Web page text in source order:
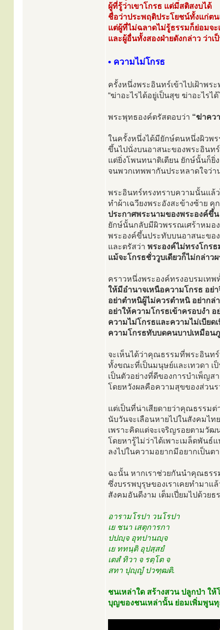
ผู้ที่รู้ว่าเขาโกรธ แต่มีสติสงบได้
ชื่อว่าประพฤติประโยชน์ทั้งแก่ต
แต่ผู้ที่ไม่ฉลาดไม่รู้ธรรมก็ย่อมจ
และผู้อื่นทั้งสองฝ่ายดังกล่าว ว่าเ
• ความไม่โกรธ
ครั้งหนึ่งพระอินทร์เข้าไปเฝ้าพร
“ฆ่าอะไรได้อยู่เป็นสุข ฆ่าอะไรได้
พระพุทธองค์ตรัสตอบว่า “ฆ่าคว
ในครั้งหนึ่งได้มียักษ์ตนหนึ่งผิวพร
ขึ้นไปนั่งบนอาสนะของพระอินท
แต่ยิ่งโพนทนาติเตียน ยักษ์นั้นก็ยิ่ง
จนพวกเทพพากันประหลาดใจว่า
พระอินทร์ทรงทราบความนั้นแล้ว
ทำผ้าเฉวียงพระอังสะข้างซ้าย
ประกาศพระนามของพระองค์ขึ้
ยักษ์นั้นกลับมีผิวพรรณเศร้าหมอ
พระองค์ขึ้นประทับบนอาสนะขอ
และตรัสว่า พระองค์ไม่ทรงโกร
แม้จะโกรธชั่ววูบเดียวก็ไม่กล่าว
คราวหนึ่งพระองค์ทรงอบรมเทพ
ให้มีอำนาจเหนือความโกรธ อย่
อย่าตำหนิผู้ไม่ควรตำหนิ อย่ากล่
อย่าให้ความโกรธเข้าครอบงำ อ
ความไม่โกรธและความไม่เบียด
ความโกรธทับบดคนบาปเหมือนภู
จะเห็นได้ว่าคุณธรรมที่พระอินท
ทั้งขณะที่เป็นมนุษย์และเทวดา เ
เป็นตัวอย่างที่ดีของการบำเพ็ญส
โดยหวังผลคือความสุขของส่วน
แต่เป็นที่น่าเสียดายว่าคุณธรรมต่
นับวันจะเลือนหายไปในสังคมไท
เพราะคิดแต่จะเจริญรอยตามวัฒ
โดยหารู้ไม่ว่าได้เพาะเมล็ดพัน
ลงไปในความอยากมีอยากเป็น
ฉะนั้น หากเราช่วยกันนำคุณธรร
ซึ่งบรรพบุรุษของเราเคยทำมาแ
สังคมอันดีงาม เต็มเปี่ยมไปด้วย
อารามโรปา วนโรปา
เย ชนา เสตุการกา
ปปญฺจ อุทปานญฺจ
เย ททนฺติ อุปสฺสยํ
เตสํ ทิวา จ รตฺโต จ
สทา ปุญฺญํ ปวฑฺฒติ.
ชนเหล่าใด สร้างสวน ปลูกป่า ใ
บุญของชนเหล่านั้น ย่อมเพิ่มพูนทุ